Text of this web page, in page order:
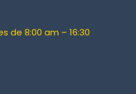
de 8:00 am – 16:30